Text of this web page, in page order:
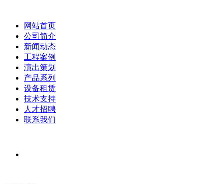
网站首页
公司简介
新闻动态
工程案例
演出策划
产品系列
设备租赁
技术支持
人才招聘
联系我们